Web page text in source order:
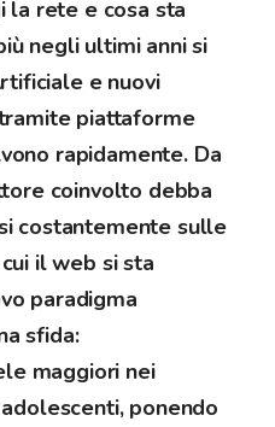
la rete e cosa sta
negli ultimi anni si
e nuovi
piattaforme
rapidamente. Da
coinvolto debba
costantemente sulle
il web si sta
paradigma
sfida:
maggiori nei
ponendo